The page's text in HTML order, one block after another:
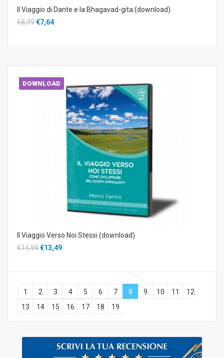
Il Viaggio di Dante e la Bhagavad-gita (download)
€8,49€7,64
DOWNLOAD
Il Viaggio Verso Noi Stessi (download)
€14,99€13,49
1 2 3 4 5 6 7 8 9 10 11
12
13
14 15 16 17 18 19